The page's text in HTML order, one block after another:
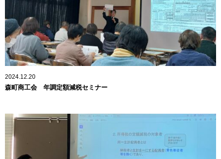
2024.12.20
森町商工会 年調定額減税セミナー